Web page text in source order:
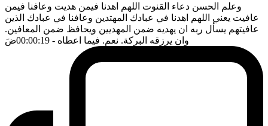
وعلم الحسن دعاء القنوت اللهم اهدنا فيمن هديت وعافنا فيمن
عافيت يعني اللهم اهدنا في عبادك المهتدين وعافنا في عبادك الذين
عافيتهم يسأل ربه ان يهديه ضمن المهديين ويحافظ ضمن المعافين.
وان يرزقه البركة. نعم. فيما اعطاه - 00:00:19 ضَ